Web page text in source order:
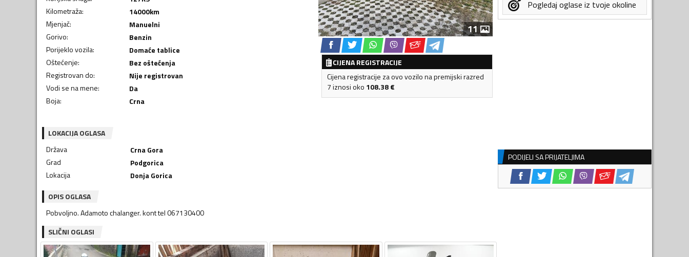
Kilometraža: 14000km
Mjenjač:
Manuelni
Gorivo:
Benzin
Porijeklo vozila:
Domaće tablice
Oštećenje:
Bez oštećenja
Registrovan do:
Nije registrovan
Vodi se na mene:
Da
Boja: Crna
11
CIJENA REGISTRACIJE
Cijena registracije za ovo vozilo na premijski razred
7 iznosi oko 108.38€
LOKACIJA OGLASA
Država
Crna Gora
Grad
Podgorica
Lokacija
Donja Gorica
OPIS OGLASA
Pobvoljno. Adamoto chalanger. kont tel 067130400
SLIČNI OGLASI
Pogledaj oglase iz tvoje okoline
PODIJELI SA PRIJATELJIMA